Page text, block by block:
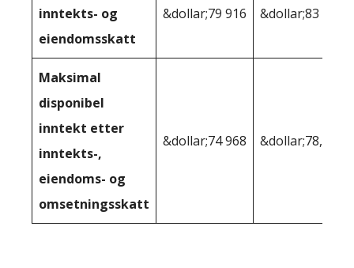
inntekts- og
eiendomsskatt
&dollar;79 916 &dollar;83 065
Maksimal
disponibel
inntekt etter
inntekts-,
eiendoms- og
omsetningsskatt
&dollar;74 968 &dollar;78,187